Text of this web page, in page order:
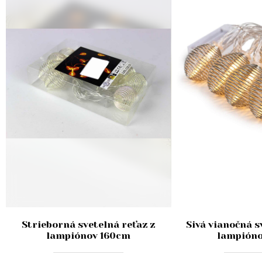
Strieborná svetelná reťaz z
lampiónov 160cm
Sivá vianočná